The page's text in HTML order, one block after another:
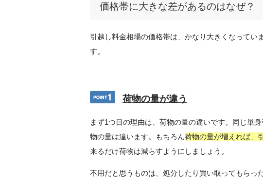
価格帯に大きな差があるのはなぜ？
引越し料金相場の価格帯は、かなり大きくなってい
す。
荷物の量が違う
まず1つ目の理由は、荷物の量の違いです。同じ単
物の量は違います。もちろん荷物の量が増えれば、
来るだけ荷物は減らすようにしましょう。
不用だと思うものは、処分したり買い取ってもらっ